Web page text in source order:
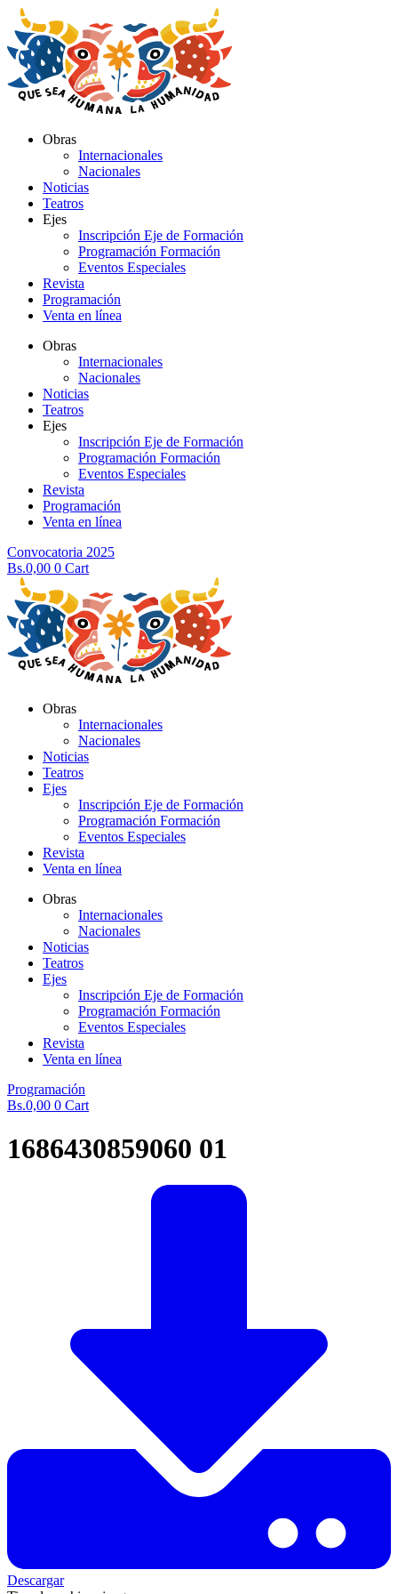
al
contenido
Obras
Internacionales
Nacionales
Noticias
Teatros
Ejes
Inscripción Eje de Formación
Programación Formación
Eventos Especiales
Revista
Programación
Venta en línea
Obras
Internacionales
Nacionales
Noticias
Teatros
Ejes
Inscripción Eje de Formación
Programación Formación
Eventos Especiales
Revista
Programación
Venta en línea
Convocatoria 2025
Bs.0,00 0 Cart
Obras
Internacionales
Nacionales
Noticias
Teatros
Ejes
Inscripción Eje de Formación
Programación Formación
Eventos Especiales
Revista
Venta en línea
Obras
Internacionales
Nacionales
Noticias
Teatros
Ejes
Inscripción Eje de Formación
Programación Formación
Eventos Especiales
Revista
Venta en línea
Programación
Bs.0,00 0 Cart
1686430859060 01
Descargar